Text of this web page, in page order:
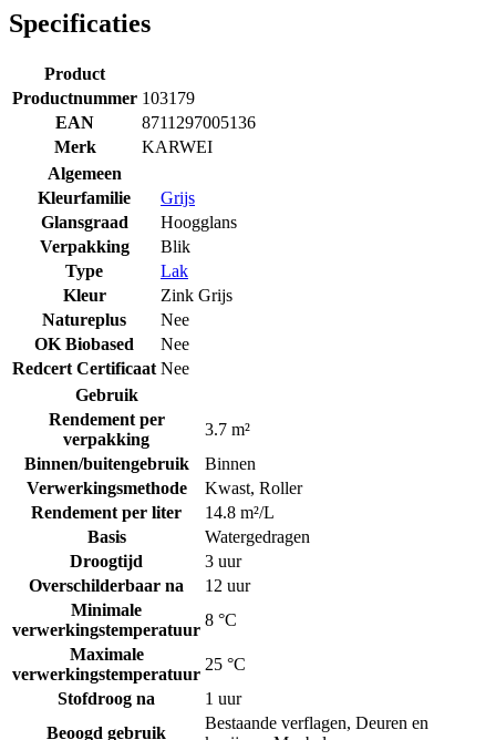
Specificaties
Product
Productnummer 103179
EAN
8711297005136
Merk
KARWEI
Algemeen
Kleurfamilie
Grijs
Glansgraad
Hoogglans
Verpakking
Blik
Type
Lak
Kleur
Zink Grijs
Natureplus
Nee
OK Biobased
Nee
Redcert Certificaat Nee
Gebruik
Rendement per
verpakking
3.7 m²
Binnen/buitengebruik
Binnen
Verwerkingsmethode
Kwast, Roller
Rendement per liter
14.8 m²/L
Basis
Watergedragen
Droogtijd
3 uur
Overschilderbaar na
12 uur
Minimale
verwerkingstemperatuur
8 °C
Maximale
verwerkingstemperatuur
25 °C
Stofdroog na
1 uur
Beoogd gebruik
Bestaande verflagen, Deuren en